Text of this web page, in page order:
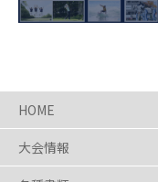
HOME
大会情報